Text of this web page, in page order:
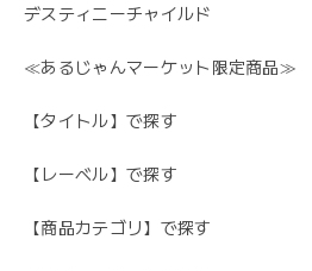
デスティニーチャイルド
≪あるじゃんマーケット限定商品≫
【タイトル】で探す
【レーベル】で探す
【商品カテゴリ】で探す